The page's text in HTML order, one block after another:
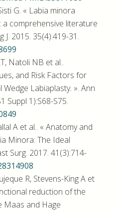
G. « Labia minora
comprehensive literature
J. 2015. 35(4):419-31.
Natoli NB et al..
and Risk Factors for
Labiaplasty. ». Ann
Suppl 1):S68-S75.
A et al.. « Anatomy and
Minora: The Ideal
Surg. 2017. 41(3):714-
R, Stevens-King A et
reduction of the
Maas and Hage